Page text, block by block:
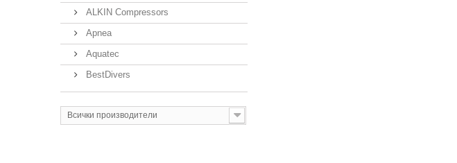
ALKIN Compressors
Apnea
Aquatec
BestDivers
Всички производители